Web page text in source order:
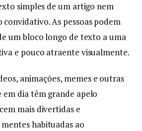
simples de um artigo nem
convidativo. As pessoas podem
um bloco longo de texto a uma
e pouco atraente visualmente.
animações, memes e outras
em dia têm grande apelo
mais divertidas e
habituadas ao